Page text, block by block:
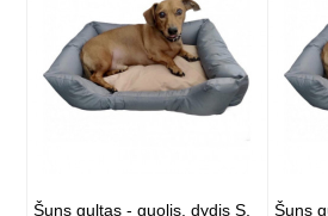
Šuns gultas - guolis, dydis S,
Šuns